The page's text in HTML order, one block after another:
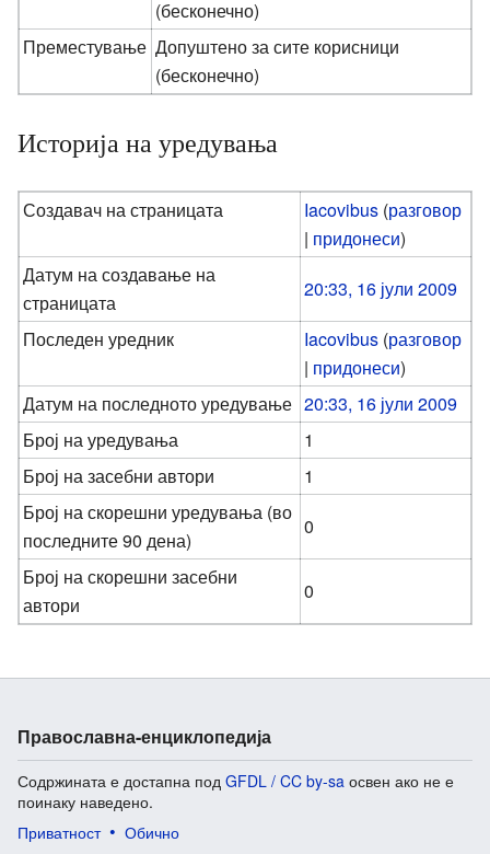
(бесконечно)
Преместување Допуштено за сите корисници
(бесконечно)
Историја на уредувања
Создавач на страницата Iacovibus (разговор
| придонеси)
Датум на создавање на
страницата
20:33, 16 јули 2009
Последен уредник
Iacovibus (разговор
| придонеси)
Датум на последното уредување 20:33, 16 јули 2009
Број на уредувања
1
Број на засебни автори
1
Број на скорешни уредувања (во
последните 90 дена)
0
Број на скорешни засебни
автори
0
Православна-енциклопедија
Содржината е достапна под GFDL / CC by-sa освен ако не е
поинаку наведено.
Приватност
Обично